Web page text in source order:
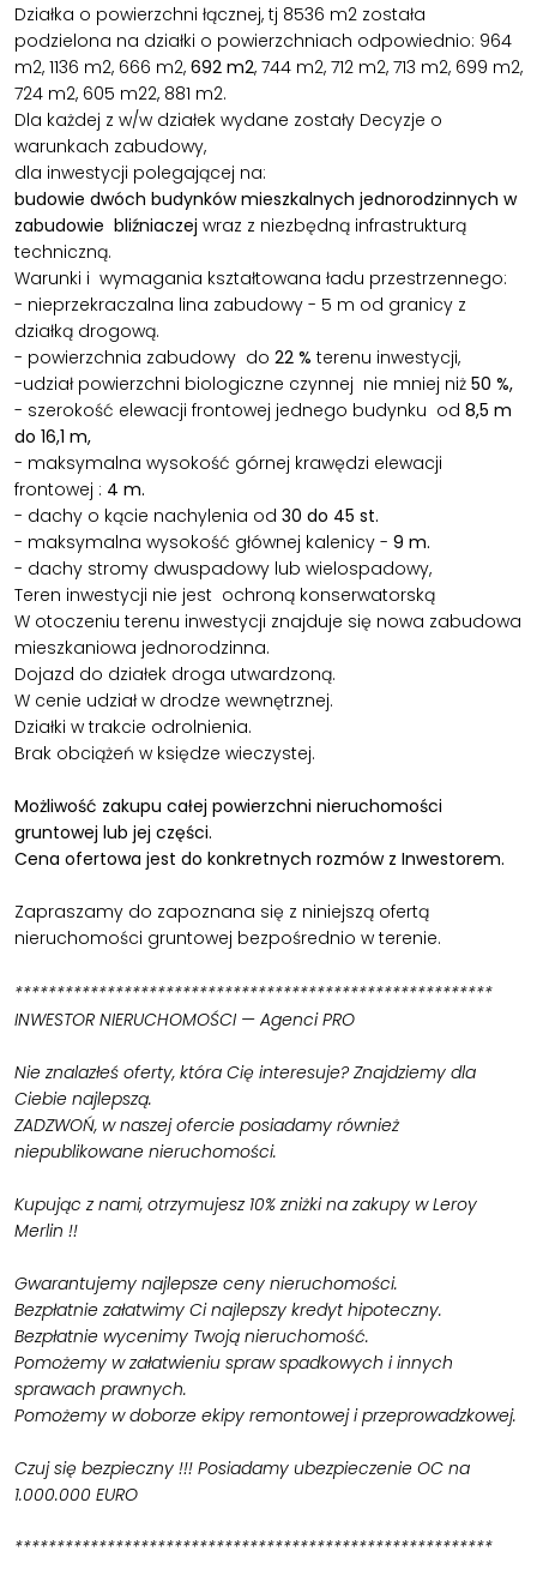
Działka o powierzchni łącznej, tj 8536 m2 została
podzielona na działki o powierzchniach odpowiednio: 964
m2, 1136 m2, 666 m2, 692 m2, 744 m2, 712 m2, 713 m2, 699 m2,
724 m2, 605 m22, 881 m2.
Dla każdej z w/w działek wydane zostały Decyzje o
warunkach zabudowy,
dla inwestycji polegającej na:
budowie dwóch budynków mieszkalnych jednorodzinnych w
zabudowie bliźniaczej wraz z niezbędną infrastrukturą
techniczną.
Warunki i wymagania kształtowana ładu przestrzennego:
- nieprzekraczalna lina zabudowy - 5 m od granicy z
działką drogową.
- powierzchnia zabudowy do 22 % terenu inwestycji,
-udział powierzchni biologiczne czynnej nie mniej niż 50 %,
- szerokość elewacji frontowej jednego budynku od 8,5 m
do 16,1 m,
- maksymalna wysokość górnej krawędzi elewacji
frontowej : 4 m.
- dachy o kącie nachylenia od 30 do 45 st.
- maksymalna wysokość głównej kalenicy - 9 m.
- dachy stromy dwuspadowy lub wielospadowy,
Teren inwestycji nie jest ochroną konserwatorską
W otoczeniu terenu inwestycji znajduje się nowa zabudowa
mieszkaniowa jednorodzinna.
Dojazd do działek droga utwardzoną.
W cenie udział w drodze wewnętrznej.
Działki w trakcie odrolnienia.
Brak obciążeń w księdze wieczystej.
Możliwość zakupu całej powierzchni nieruchomości
gruntowej lub jej części.
Cena ofertowa jest do konkretnych rozmów z Inwestorem.
Zapraszamy do zapoznana się z niniejszą ofertą
nieruchomości gruntowej bezpośrednio w terenie.
*********************************************************
INWESTOR NIERUCHOMOŚCI — Agenci PRO
Nie znalazłeś oferty, która Cię interesuje? Znajdziemy dla
Ciebie najlepszą.
ZADZWOŃ, w naszej ofercie posiadamy również
niepublikowane nieruchomości.
Kupując z nami, otrzymujesz 10% zniżki na zakupy w Leroy
Merlin !!
Gwarantujemy najlepsze ceny nieruchomości.
Bezpłatnie załatwimy Ci najlepszy kredyt hipoteczny.
Bezpłatnie wycenimy Twoją nieruchomość.
Pomożemy w załatwieniu spraw spadkowych i innych
sprawach prawnych.
Pomożemy w doborze ekipy remontowej i przeprowadzkowej.
Czuj się bezpieczny !!! Posiadamy ubezpieczenie OC na
1.000.000 EURO
*********************************************************